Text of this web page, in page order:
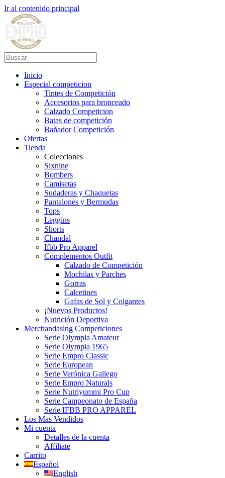
Ir al contenido principal
Inicio
Especial competicion
Tintes de Competición
Accesorios para bronceado
Calzado Competicion
Batas de competición
Bañador Competición
Ofertas
Tienda
Colecciones
Sixnine
Bombers
Camisetas
Sudaderas y Chaquetas
Pantalones y Bermudas
Tops
Leggins
Shorts
Chandal
Ifbb Pro Apparel
Complementos Outfit
Calzado de Competición
Mochilas y Parches
Gorras
Calcetines
Gafas de Sol y Colgantes
¡Nuevos Productos!
Nutrición Deportiva
Merchandasing Competiciones
Serie Olympia Amateur
Serie Olympia 1965
Serie Empro Classic
Serie European
Serie Verónica Gallego
Serie Empro Naturals
Serie Nutriyummi Pro Cup
Serie Campeonato de España
Serie IFBB PRO APPAREL
Los Mas Vendidos
Mi cuenta
Detalles de la cuenta
Affiliate
Carrito
Español
English